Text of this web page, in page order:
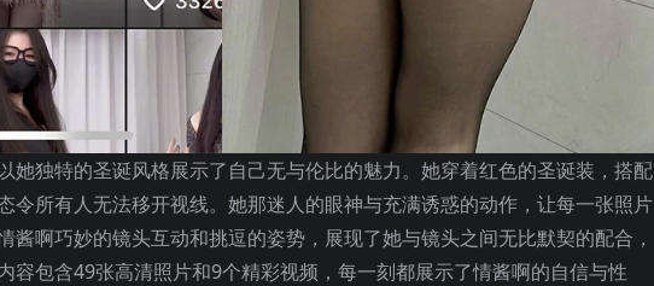
她独特的圣诞风格展示了自己无与伦比的魅力。她穿着红色的圣诞装，搭配
令所有人无法移开视线。她那迷人的眼神与充满诱惑的动作，让每一张照片
酱啊巧妙的镜头互动和挑逗的姿势，展现了她与镜头之间无比默契的配合，
容包含49张高清照片和9个精彩视频，每一刻都展示了情酱啊的自信与性